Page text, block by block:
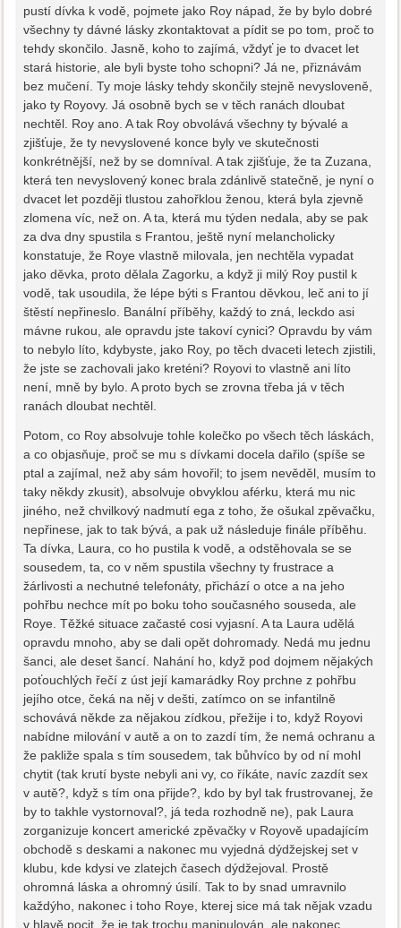
pustí dívka k vodě, pojmete jako Roy nápad, že by bylo dobré
všechny ty dávné lásky zkontaktovat a pídit se po tom, proč to
tehdy skončilo. Jasně, koho to zajímá, vždyť je to dvacet let
stará historie, ale byli byste toho schopni? Já ne, přiznávám
bez mučení. Ty moje lásky tehdy skončily stejně nevysloveně,
jako ty Royovy. Já osobně bych se v těch ranách dloubat
nechtěl. Roy ano. A tak Roy obvolává všechny ty bývalé a
zjišťuje, že ty nevyslovené konce byly ve skutečnosti
konkrétnější, než by se domníval. A tak zjišťuje, že ta Zuzana,
která ten nevyslovený konec brala zdánlivě statečně, je nyní o
dvacet let později tlustou zahořklou ženou, která byla zjevně
zlomena víc, než on. A ta, která mu týden nedala, aby se pak
za dva dny spustila s Frantou, ještě nyní melancholicky
konstatuje, že Roye vlastně milovala, jen nechtěla vypadat
jako děvka, proto dělala Zagorku, a když ji milý Roy pustil k
vodě, tak usoudila, že lépe býti s Frantou děvkou, leč ani to jí
štěstí nepřineslo. Banální příběhy, každý to zná, leckdo asi
mávne rukou, ale opravdu jste takoví cynici? Opravdu by vám
to nebylo líto, kdybyste, jako Roy, po těch dvaceti letech zjistili,
že jste se zachovali jako kreténi? Royovi to vlastně ani líto
není, mně by bylo. A proto bych se zrovna třeba já v těch
ranách dloubat nechtěl.
Potom, co Roy absolvuje tohle kolečko po všech těch láskách,
a co objasňuje, proč se mu s dívkami docela dařilo (spíše se
ptal a zajímal, než aby sám hovořil; to jsem nevěděl, musím to
taky někdy zkusit), absolvuje obvyklou aférku, která mu nic
jiného, než chvilkový nadmutí ega z toho, že ošukal zpěvačku,
nepřinese, jak to tak bývá, a pak už následuje finále příběhu.
Ta dívka, Laura, co ho pustila k vodě, a odstěhovala se se
sousedem, ta, co v něm spustila všechny ty frustrace a
žárlivosti a nechutné telefonáty, přichází o otce a na jeho
pohřbu nechce mít po boku toho současného souseda, ale
Roye. Těžké situace začasté cosi vyjasní. A ta Laura udělá
opravdu mnoho, aby se dali opět dohromady. Nedá mu jednu
šanci, ale deset šancí. Nahání ho, když pod dojmem nějakých
poťouchlých řečí z úst její kamarádky Roy prchne z pohřbu
jejího otce, čeká na něj v dešti, zatímco on se infantilně
schovává někde za nějakou zídkou, přežije i to, když Royovi
nabídne milování v autě a on to zazdí tím, že nemá ochranu a
že pakliže spala s tím sousedem, tak bůhvíco by od ní mohl
chytit (tak krutí byste nebyli ani vy, co říkáte, navíc zazdít sex
v autě?, když s tím ona přijde?, kdo by byl tak frustrovanej, že
by to takhle vystornoval?, já teda rozhodně ne), pak Laura
zorganizuje koncert americké zpěvačky v Royově upadajícím
obchodě s deskami a nakonec mu vyjedná dýdžejskej set v
klubu, kde kdysi ve zlatejch časech dýdžejoval. Prostě
ohromná láska a ohromný úsilí. Tak to by snad umravnilo
každýho, nakonec i toho Roye, kterej sice má tak nějak vzadu
v hlavě pocit, že je tak trochu manipulován, ale nakonec,